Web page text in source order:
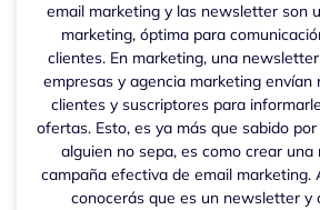
email marketing y las newsletter son
marketing, óptima para
clientes. En marketing, una
empresas y agencia marketing envían
clientes y suscriptores para
ofertas. Esto, es ya más que sabido
alguien no sepa, es como crear
campaña efectiva de email marketing.
conocerás que es un newsletter y